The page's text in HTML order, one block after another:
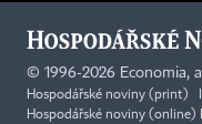
© 1996-2026 Economia,
Hospodářské noviny (print)
Hospodářské noviny (online)